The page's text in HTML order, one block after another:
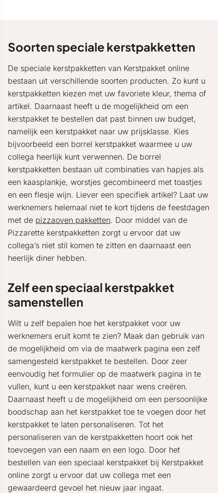
Soorten speciale kerstpakketten
De speciale kerstpakketten van Kerstpakket online
bestaan uit verschillende soorten producten. Zo kunt u
kerstpakketten kiezen met uw favoriete kleur, thema of
artikel. Daarnaast heeft u de mogelijkheid om een
kerstpakket te bestellen dat past binnen uw budget,
namelijk een kerstpakket naar uw prijsklasse. Kies
bijvoorbeeld een borrel kerstpakket waarmee u uw
collega heerlijk kunt verwennen. De borrel
kerstpakketten bestaan uit combinaties van hapjes als
een kaasplankje, worstjes gecombineerd met toastjes
en een flesje wijn. Liever een specifiek artikel? Laat uw
werknemers helemaal niet te kort tijdens de feestdagen
met de pizzaoven pakketten. Door middel van de
Pizzarette kerstpakketten zorgt u ervoor dat uw
collega’s niet stil komen te zitten en daarnaast een
heerlijk diner hebben.
Zelf een speciaal kerstpakket
samenstellen
Wilt u zelf bepalen hoe het kerstpakket voor uw
werknemers eruit komt te zien? Maak dan gebruik van
de mogelijkheid om via de maatwerk pagina een zelf
samengesteld kerstpakket te bestellen. Door zeer
eenvoudig het formulier op de maatwerk pagina in te
vullen, kunt u een kerstpakket naar wens creëren.
Daarnaast heeft u de mogelijkheid om een persoonlijke
boodschap aan het kerstpakket toe te voegen door het
kerstpakket te laten personaliseren. Tot het
personaliseren van de kerstpakketten hoort ook het
toevoegen van een naam en een logo. Door het
bestellen van een speciaal kerstpakket bij Kerstpakket
online zorgt u ervoor dat uw collega met een
gewaardeerd gevoel het nieuw jaar ingaat.